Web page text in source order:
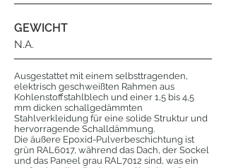
GEWICHT
N.A.
Ausgestattet mit einem selbsttragenden,
elektrisch geschweißten Rahmen aus
Kohlenstoffstahlblech und einer 1,5 bis 4,5
mm dicken schallgedämmten
Stahlverkleidung für eine solide Struktur und
hervorragende Schalldämmung.
Die äußere Epoxid-Pulverbeschichtung ist
grün RAL6017, während das Dach, der Sockel
und das Paneel grau RAL7012 sind, was ein